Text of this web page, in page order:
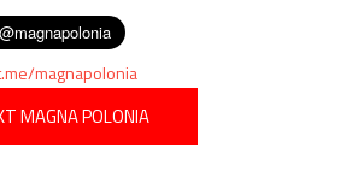
magnapolonia
MAGNA POLONIA